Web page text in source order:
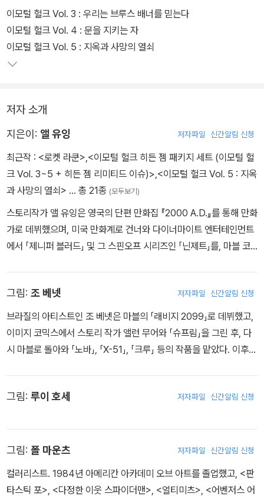
이모털 헐크 Vol. 3 : 우리는 브루스 배너를 믿는다
이모털 헐크 Vol. 4 : 문을 지키는 자
이모털 헐크 Vol. 5 : 지옥과 사망의 열쇠
저자 소개
지은이: 앨 유잉 저자파일 신간알림 신청
최근작 : <로켓 라쿤>,<이모털 헐크 히든 젬 패키지 세트 (이모털 헐
크 Vol. 3~5 + 히든 젬 리미티드 이슈)>,<이모털 헐크 Vol. 5 : 지옥
과 사망의 열쇠> … 총 21종 (모두보기)
스토리작가 앨 유잉은 영국의 단편 만화집 『2000 A.D.』를 통해 만화
가로 데뷔했으며, 미국 만화계로 건너와 다이너마이트 엔터테인먼트
에서 「제니퍼 블러드」 및 그 스핀오프 시리즈인 「닌제트」를, 마블 코
냈으며, 그림 작가인 그렉 랜드와 함께 ‘올뉴 마블 나우!’의 「마이티 어
벤저스」를 론칭했고, 「로키: 아스가르드의 요원」을 통해서는 속임수
의 신에게 새로운 임무를 부여했다. 이후 유잉은 「어벤저스: 노 서렌
더」 스토리라인의 작가진으로 참여해 헐크를 죽음에서 부활시켰으며,
그림: 조 베넷 저자파일 신간알림 신청
브라질의 아티스트인 조 베넷은 마블의 「래비지 2099」로 데뷔했고,
이미지 코믹스에서 스토리 작가 앨런 무어와 「슈프림」을 그린 후, 다
시 마블로 돌아와 「노바」, 「X-51」, 「크루」 등의 작품을 맡았다. 이후
그림: 루이 호세 저자파일 신간알림 신청
그림: 폴 마운츠 저자파일 신간알림 신청
컬러리스트. 1984년 아메리칸 아카데미 오브 아트를 졸업했고, <판
타스틱 포>, <다정한 이웃 스파이더맨>, <얼티미츠>, <어벤저스 어